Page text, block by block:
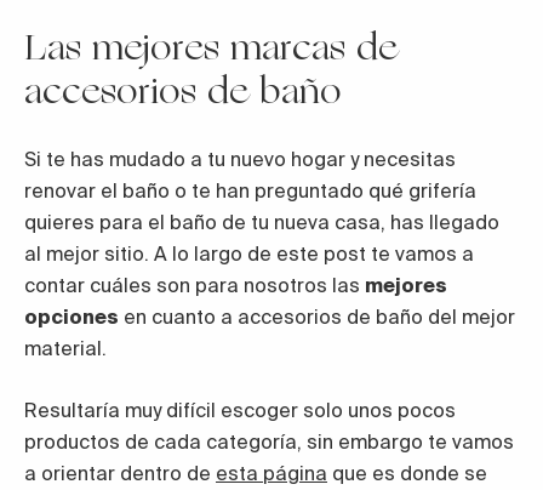
Las mejores marcas de
accesorios de baño
Si te has mudado a tu nuevo hogar y necesitas
renovar el baño o te han preguntado qué grifería
quieres para el baño de tu nueva casa, has llegado
al mejor sitio. A lo largo de este post te vamos a
contar cuáles son para nosotros las mejores
opciones en cuanto a accesorios de baño del mejor
material.
Resultaría muy difícil escoger solo unos pocos
productos de cada categoría, sin embargo te vamos
a orientar dentro de esta página que es donde se